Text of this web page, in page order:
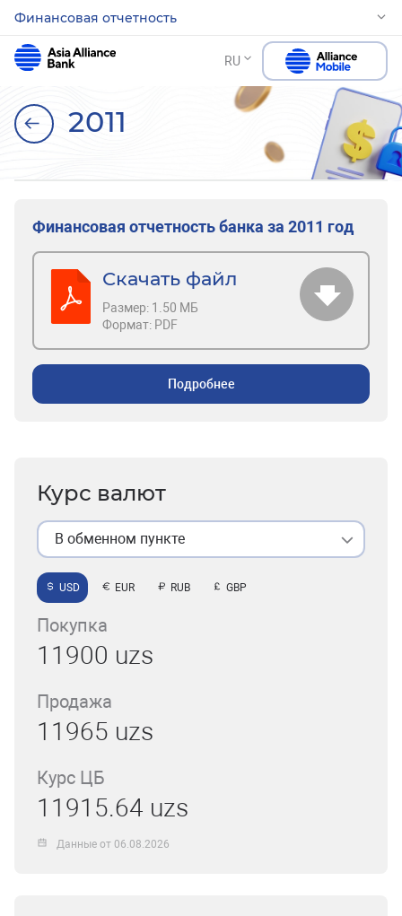
Финансовая отчетность
RU
2011
Финансовая отчетность банка за 2011 год
Скачать файл
Размер: 1.50 МБ
Формат: PDF
Подробнее
Курс валют
В обменном пункте
USD EUR RUB GBP
Покупка
11900 uzs
Продажа
11965 uzs
Курс ЦБ
11915.64 uzs
Данные от 06.08.2026